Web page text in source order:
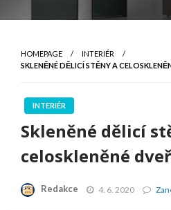
HOMEPAGE
INTERIÉR
SKLENĚNÉ DĚLICÍ STĚNY A
INTERIÉR
Skleněné dělicí
celoskleněné
Redakce 4. 6. 2020